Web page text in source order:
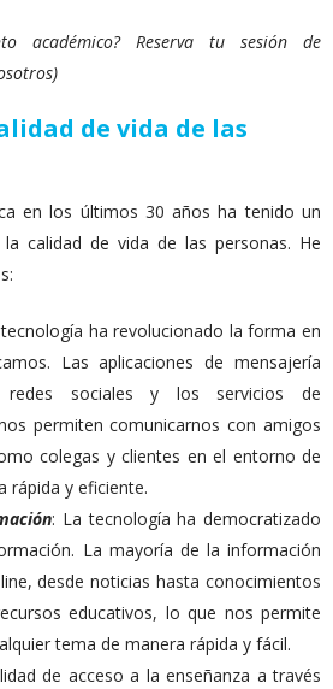
académico? Reserva tu sesión de
de vida de las
en los últimos 30 años ha tenido un
calidad de vida de las personas. He
ha revolucionado la forma en
Las aplicaciones de mensajería
redes sociales y los servicios de
permiten comunicarnos con amigos
colegas y clientes en el entorno de
rápida y eficiente.
: La tecnología ha democratizado
La mayoría de la información
desde noticias hasta conocimientos
educativos, lo que nos permite
tema de manera rápida y fácil.
de acceso a la enseñanza a través